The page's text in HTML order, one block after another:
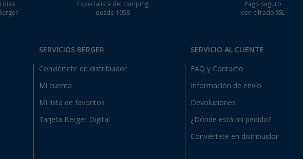
días
Especialista del camping
desde 1958
Pago seguro
con cifrado SSL
SERVICIOS BERGER
Conviértete en distribuidor
Mi cuenta
Mi lista de favoritos
Tarjeta Berger Digital
SERVICIO AL CLIENTE
FAQ y Contacto
Información de envío
Devoluciones
¿Dónde está mi pedido?
Conviértete en distribuidor